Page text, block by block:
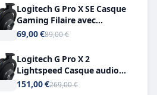
Logitech G Pro X SE Casque
Gaming Filaire avec
Microphone Micro
7.1
69,00 €89,00 €
Logitech G Pro X 2
Lightspeed Casque audio
bluetooth
151,00 €269,00 €